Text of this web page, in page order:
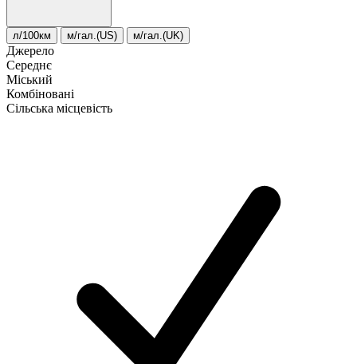
л/100км м/гал.(US) м/гал.(UK)
Джерело
Середнє
Міський
Комбіновані
Сільська місцевість